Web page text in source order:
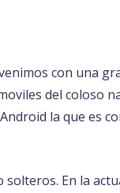
con una
del coloso
la que es
En la